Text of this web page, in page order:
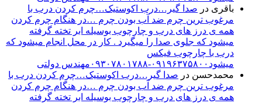
باقری در صدا گیر…درب اکوستیک…چرم کردن درب با
مرغوب ترین چرم ضد آب بودن چرم …در هنگام چرم کردن
همه ی درز های درب و چارچوب بوسیله ابر تخته گرفته
میشود که جلوی صدا را میگیرد . کار در محل انجام میشود که
درب با چارچوب فیکس
میشود۰۹۱۹۶۳۷۵۸۰۰-۰۹۳۰۷۸۰۱۷۸۸مهندس دولتی
محمدحسن در صدا گیر…درب اکوستیک…چرم کردن درب با
مرغوب ترین چرم ضد آب بودن چرم …در هنگام چرم کردن
همه ی درز های درب و چارچوب بوسیله ابر تخته گرفته